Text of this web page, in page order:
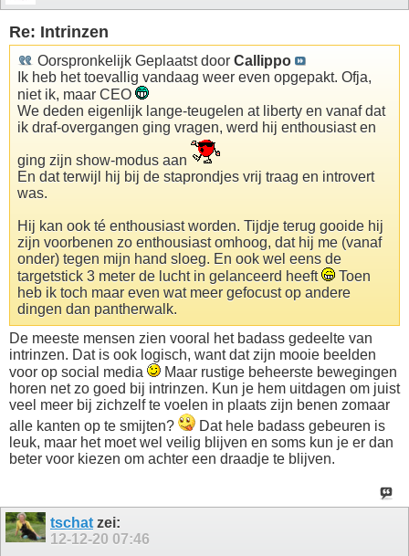
Re: Intrinzen
Oorspronkelijk Geplaatst door Callippo
Ik heb het toevallig vandaag weer even opgepakt. Ofja,
niet ik, maar CEO
We deden eigenlijk lange-teugelen at liberty en vanaf dat
ik draf-overgangen ging vragen, werd hij enthousiast en
ging zijn show-modus aan
En dat terwijl hij bij de staprondjes vrij traag en introvert
was.
Hij kan ook té enthousiast worden. Tijdje terug gooide hij
zijn voorbenen zo enthousiast omhoog, dat hij me (vanaf
onder) tegen mijn hand sloeg. En ook wel eens de
targetstick 3 meter de lucht in gelanceerd heeft
Toen
heb ik toch maar even wat meer gefocust op andere
dingen dan pantherwalk.
De meeste mensen zien vooral het badass gedeelte van
intrinzen. Dat is ook logisch, want dat zijn mooie beelden
voor op social media
Maar rustige beheerste bewegingen
horen net zo goed bij intrinzen. Kun je hem uitdagen om juist
veel meer bij zichzelf te voelen in plaats zijn benen zomaar
alle kanten op te smijten?
Dat hele badass gebeuren is
leuk, maar het moet wel veilig blijven en soms kun je er dan
beter voor kiezen om achter een draadje te blijven.
tschat zei:
12-12-20 07:46